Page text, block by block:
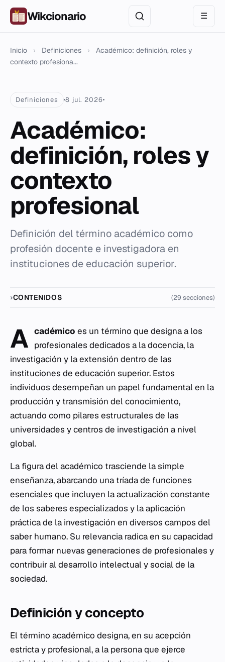
Wikcionario ☰
Inicio › Definiciones ›
Académico: definición, roles y
contexto profesiona...
Definiciones 8 jul. 2026
Académico:
definición, roles y
contexto
profesional
Definición del término académico como
profesión docente e investigadora en
instituciones de educación superior.
CONTENIDOS (29 secciones)
A cadémico es un término que designa a los
profesionales dedicados a la docencia, la
investigación y la extensión dentro de las
instituciones de educación superior. Estos
individuos desempeñan un papel fundamental en la
producción y transmisión del conocimiento,
actuando como pilares estructurales de las
universidades y centros de investigación a nivel
global.
La figura del académico trasciende la simple
enseñanza, abarcando una tríada de funciones
esenciales que incluyen la actualización constante
de los saberes especializados y la aplicación
práctica de la investigación en diversos campos del
saber humano. Su relevancia radica en su capacidad
para formar nuevas generaciones de profesionales y
contribuir al desarrollo intelectual y social de la
sociedad.
Definición y concepto
El término académico designa, en su acepción
estricta y profesional, a la persona que ejerce